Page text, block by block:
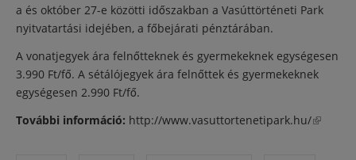
a és október 27-e közötti időszakban a Vasúttörténeti Park
nyitvatartási idejében, a főbejárati pénztárában.
A vonatjegyek ára felnőtteknek és gyermekeknek egységesen
3.990 Ft/fő. A sétálójegyek ára felnőttek és gyermekeknek
egységesen 2.990 Ft/fő.
További információ: http://www.vasuttortenetipark.hu/(külső